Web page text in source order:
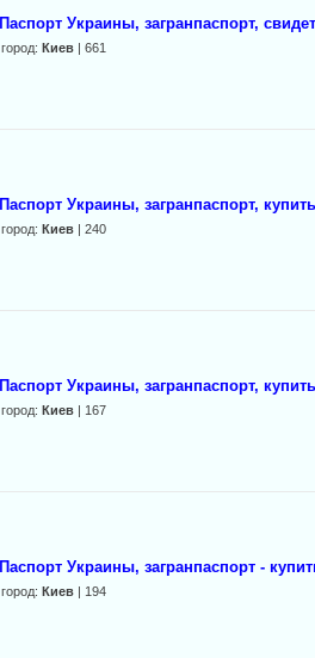
Паспорт Украины, загранпаспорт,
город: Киев| 661
Паспорт Украины, загранпаспорт,
город: Киев| 240
Паспорт Украины, загранпаспорт,
город: Киев| 167
Паспорт Украины, загранпаспорт -
город: Киев| 194